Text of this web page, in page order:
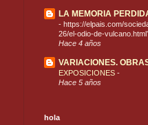
LA MEMORIA
- https://elpais.com/
26/el-odio-de-
Hace 4 años
VARIACIONES.
EXPOSICIONES -
Hace 5 años
hola